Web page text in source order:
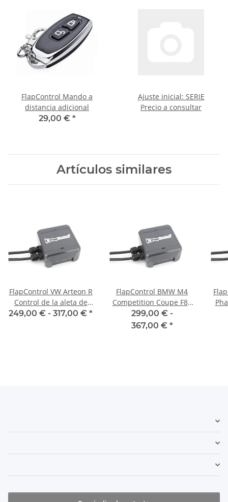
FlapControl Mando a
distancia adicional
29,00 € *
Ajuste inicial: SERIE
Precio a consultar
Artículos similares
FlapControl VW Arteon R
Control de la aleta de
escape
249,00 € - 317,00 € *
FlapControl BMW M4
Competition Coupe F82
Control de la aleta de
escape
299,00 € -
367,00 € *